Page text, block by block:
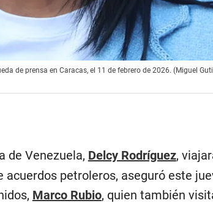
de prensa en Caracas, el 11 de febrero de 2026. (Miguel
de Venezuela, Delcy Rodríguez,
acuerdos petroleros, aseguró este
Marco Rubio, quien también